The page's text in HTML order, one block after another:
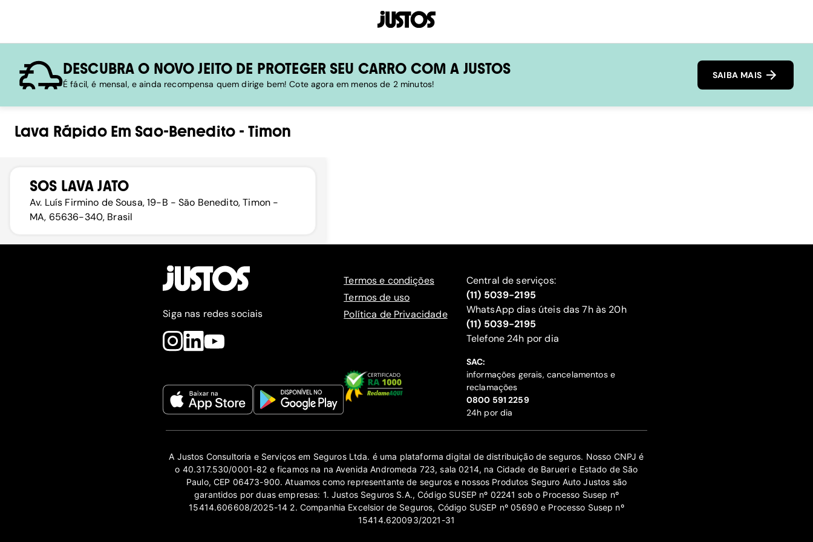
DESCUBRA O NOVO JEITO DE PROTEGER SEU CARRO COM A JUSTOS
É fácil, é mensal, e ainda recompensa quem dirige bem! Cote agora em menos de 2 minutos!
SAIBA MAIS
Lava RápidoEm Sao-Benedito - Timon
SOS LAVA JATO
Av. Luís Firmino de Sousa, 19-B - São Benedito, Timon -
MA, 65636-340, Brasil
Siga nas redes sociais
Termos e condições
Termos de uso
Política de Privacidade
Central de serviços:
(11) 5039-2195
WhatsApp dias úteis das 7h às 20h
(11) 5039-2195
‍Telefone 24h por dia
SAC:
informações gerais, cancelamentos e
reclamações
‍0800 591 2259
24h por dia
A Justos Consultoria e Serviços em Seguros Ltda. é uma plataforma digital de distribuição de seguros. Nosso CNPJ é
o 40.317.530/0001-82 e ficamos na na Avenida Andromeda 723, sala 0214, na Cidade de Barueri e Estado de São
Paulo, CEP 06473-900. Atuamos como representante de seguros e nossos Produtos Seguro Auto Justos são
garantidos por duas empresas: 1. Justos Seguros S.A., Código SUSEP nº 02241 sob o Processo Susep nº
15414.606608/2025-14 2. Companhia Excelsior de Seguros, Código SUSEP nº 05690 e Processo Susep nº
15414.620093/2021-31